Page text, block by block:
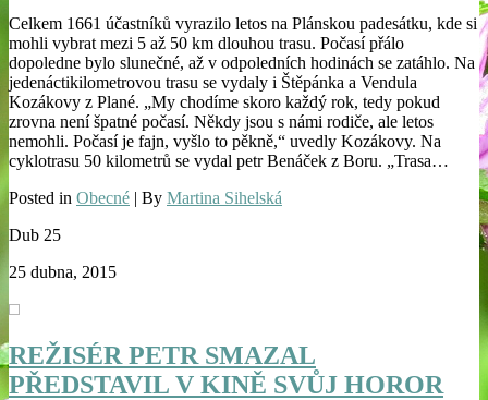
Celkem 1661 účastníků vyrazilo letos na Plánskou padesátku, kde si
mohli vybrat mezi 5 až 50 km dlouhou trasu. Počasí přálo
dopoledne bylo slunečné, až v odpoledních hodinách se zatáhlo. Na
jedenáctikilometrovou trasu se vydaly i Štěpánka a Vendula
Kozákovy z Plané. „My chodíme skoro každý rok, tedy pokud
zrovna není špatné počasí. Někdy jsou s námi rodiče, ale letos
nemohli. Počasí je fajn, vyšlo to pěkně,“ uvedly Kozákovy. Na
cyklotrasu 50 kilometrů se vydal petr Benáček z Boru. „Trasa…
Posted in Obecné | By Martina Sihelská
Dub 25
25 dubna, 2015
REŽISÉR PETR SMAZAL
PŘEDSTAVIL V KINĚ SVŮJ HOROR